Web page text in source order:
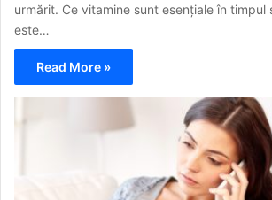
urmărit. Ce vitamine sunt esențiale în timpul
este…
Read More »